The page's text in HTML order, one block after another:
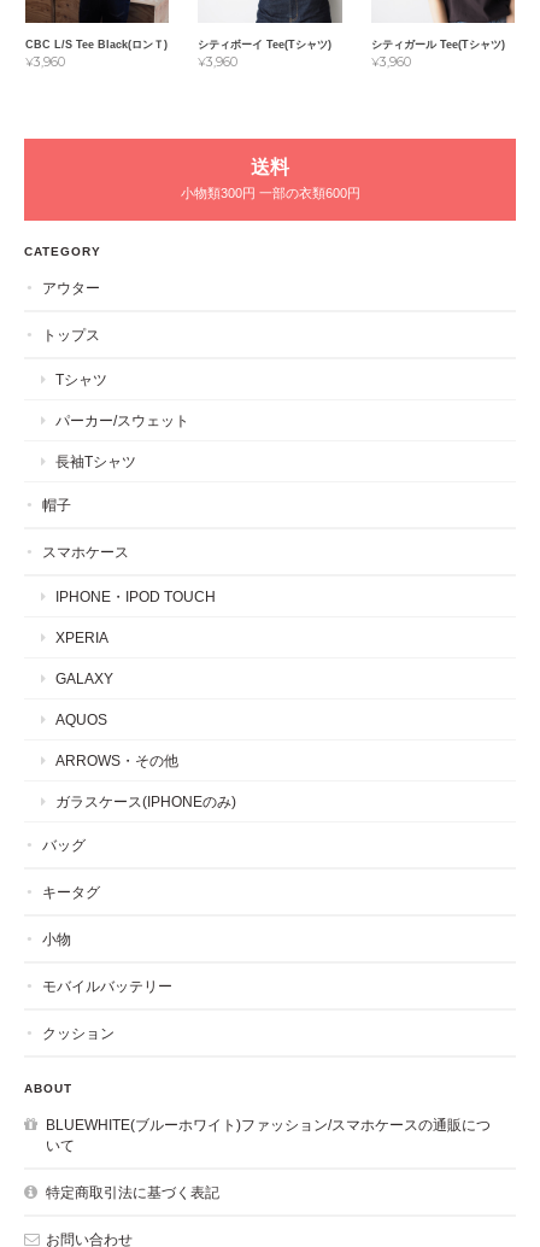
CBC L/S Tee Black(ロンＴ)
¥3,960
シティボーイ Tee(Tシャツ)
¥3,960
シティガール Tee(Tシャツ)
¥3,960
送料
小物類300円 一部の衣類600円
CATEGORY
アウター
トップス
Tシャツ
パーカー/スウェット
長袖Tシャツ
帽子
スマホケース
IPHONE・IPOD TOUCH
XPERIA
GALAXY
AQUOS
ARROWS・その他
ガラスケース(IPHONEのみ)
バッグ
キータグ
小物
モバイルバッテリー
クッション
ABOUT
BLUEWHITE(ブルーホワイト)ファッション/スマホケースの通販につ
いて
特定商取引法に基づく表記
お問い合わせ